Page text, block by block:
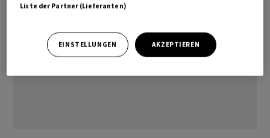
Liste der Partner (Lieferanten)
EINSTELLUNGEN AKZEPTIEREN